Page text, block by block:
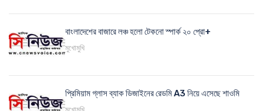
বাংলাদেশের বাজারে লঞ্চ হলো টেকনো স্পার্ক ২০ প্রো+
মুখোমুখি
প্রিমিয়াম গ্লাস ব্যাক ডিজাইনের রেডমি A3 নিয়ে এসেছে শাওমি